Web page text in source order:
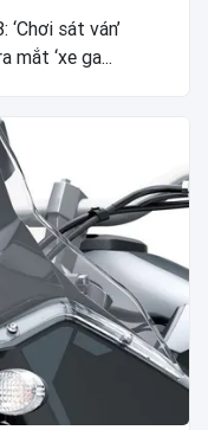
sát ván’
mắt ‘xe ga...